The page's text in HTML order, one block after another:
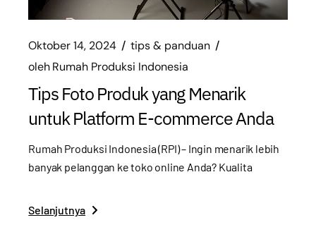
Oktober 14, 2024
tips & panduan
olehRumah Produksi Indonesia
Tips Foto Produk yang Menarik
untuk Platform E-commerce Anda
Rumah Produksi Indonesia (RPI) – Ingin menarik lebih
banyak pelanggan ke toko online Anda? Kualita
Selanjutnya